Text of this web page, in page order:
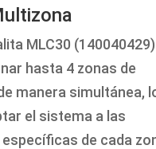
MLC30
hasta 4 zonas de
manera simultánea,
el sistema a las
de cada